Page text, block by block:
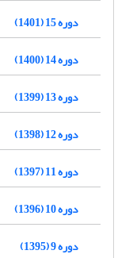
دوره 15 (1401)
دوره 14 (1400)
دوره 13 (1399)
دوره 12 (1398)
دوره 11 (1397)
دوره 10 (1396)
دوره 9 (1395)